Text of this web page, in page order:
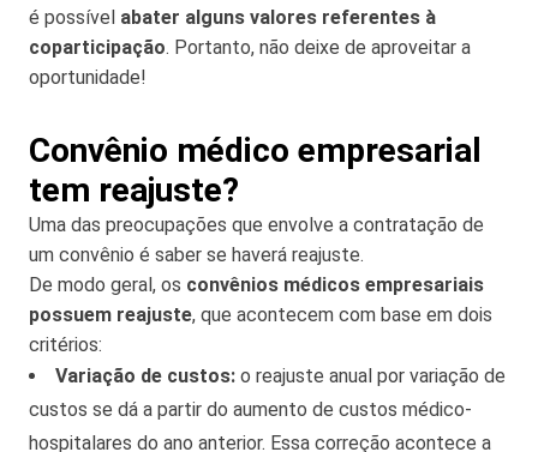
é possível abater alguns valores referentes à
coparticipação. Portanto, não deixe de aproveitar a
oportunidade!
Convênio médico empresarial
tem reajuste?
Uma das preocupações que envolve a contratação de
um convênio é saber se haverá reajuste.
De modo geral, os convênios médicos empresariais
possuem reajuste, que acontecem com base em dois
critérios:
Variação de custos: o reajuste anual por variação de
custos se dá a partir do aumento de custos médico-
hospitalares do ano anterior. Essa correção acontece a